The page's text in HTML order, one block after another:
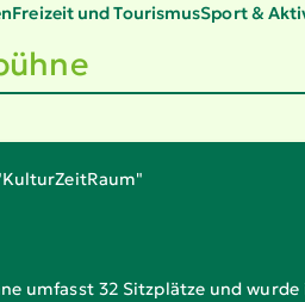
Freizeit und TourismusSport &
umfasst 32 Sitzplätze und